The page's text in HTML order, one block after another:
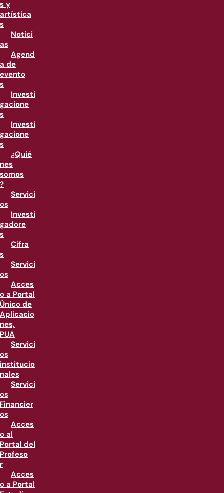
s y
artística
s
Notici
as
Agend
a de
evento
s
Investi
gacione
s
Investi
gacione
s
¿Quié
nes
somos
?
Servici
os
Investi
gadore
s
Cifra
s
Servici
os
Acces
o a Portal
Único de
Aplicacio
nes,
PUA
Servici
os
institucio
nales
Servici
os
Financier
os
Acces
o al
Portal del
Profeso
r
Acces
o a Portal